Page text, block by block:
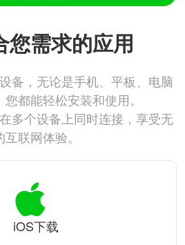
您需求的应用
备，无论是手机、平板、电脑
都能轻松安装和使用。
多个设备上同时连接，享受无
联网体验。
iOS下载